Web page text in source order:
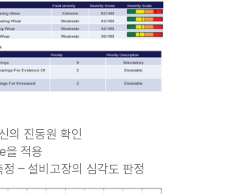
의 진동원 확인
을 적용
– 설비고장의 심각도 판정